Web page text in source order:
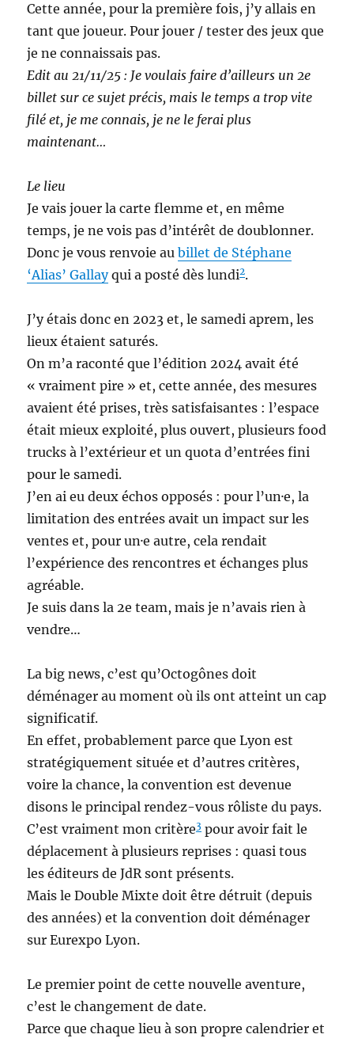
Cette année, pour la première fois, j’y allais en
tant que joueur. Pour jouer / tester des jeux que
je ne connaissais pas.
Edit au 21/11/25 : Je voulais faire d’ailleurs un 2e
billet sur ce sujet précis, mais le temps a trop vite
filé et, je me connais, je ne le ferai plus
maintenant…
Le lieu
Je vais jouer la carte flemme et, en même
temps, je ne vois pas d’intérêt de doublonner.
Donc je vous renvoie aubillet de Stéphane
‘Alias’ Gallayqui a posté dès lundi2.
J’y étais donc en 2023 et, le samedi aprem, les
lieux étaient saturés.
On m’a raconté que l’édition 2024 avait été
« vraiment pire » et, cette année, des mesures
avaient été prises, très satisfaisantes : l’espace
était mieux exploité, plus ouvert, plusieurs food
trucks à l’extérieur et un quota d’entrées fini
pour le samedi.
J’en ai eu deux échos opposés : pour l’un·e, la
limitation des entrées avait un impact sur les
ventes et, pour un·e autre, cela rendait
l’expérience des rencontres et échanges plus
agréable.
Je suis dans la 2e team, mais je n’avais rien à
vendre…
La big news, c’est qu’Octogônes doit
déménager au moment où ils ont atteint un cap
significatif.
En effet, probablement parce que Lyon est
stratégiquement située et d’autres critères,
voire la chance, la convention est devenue
disons le principal rendez-vous rôliste du pays.
C’est vraiment mon critère3 pour avoir fait le
déplacement à plusieurs reprises : quasi tous
les éditeurs de JdR sont présents.
Mais le Double Mixte doit être détruit (depuis
des années) et la convention doit déménager
sur Eurexpo Lyon.
Le premier point de cette nouvelle aventure,
c’est le changement de date.
Parce que chaque lieu à son propre calendrier et